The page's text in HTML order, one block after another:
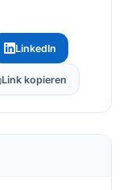
LinkedIn
Link kopieren